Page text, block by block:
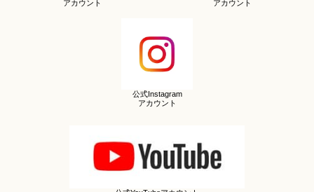
アカウント
アカウント
公式Instagram
アカウント